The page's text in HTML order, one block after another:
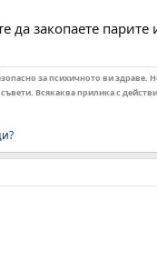
закопаете парите
за психичното ви здраве.
Всякаква прилика с